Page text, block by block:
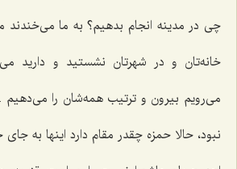
چی در مدینه انجام بدهیم؟ به ما می‌خندند
خانه‌تان و در شهرتان نشستید و دارید
می‌رویم بیرون و ترتیب همه‌شان را می‌دهیم
نبود، حالا حمزه چقدر مقام دارد اینها به